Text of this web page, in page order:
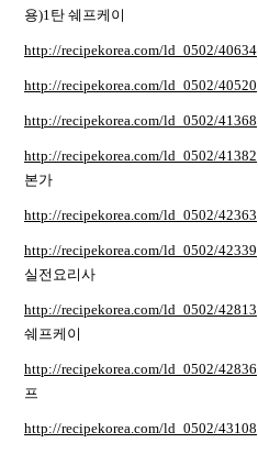
용)1탄 쉐프케이
http://recipekorea.com/ld_0502/40634
http://recipekorea.com/ld_0502/40520
http://recipekorea.com/ld_0502/41368
http://recipekorea.com/ld_0502/41382
본가
http://recipekorea.com/ld_0502/42363
http://recipekorea.com/ld_0502/42339
실전요리사
http://recipekorea.com/ld_0502/42813
쉐프케이
http://recipekorea.com/ld_0502/42836
프
http://recipekorea.com/ld_0502/43108